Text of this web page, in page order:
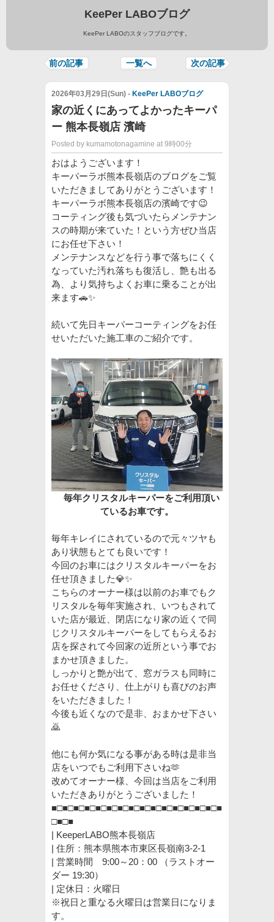
KeePer LABOブログ
KeePer LABOのスタッフブログです。
前の記事 一覧へ 次の記事
2026年03月29日(Sun) - KeePer LABOブログ
家の近くにあってよかったキーパ
ー 熊本長嶺店 濱崎
Posted by kumamotonagamine at 9時00分
おはようございます！
キーパーラボ熊本長嶺店のブログをご覧
いただきましてありがとうございます！
キーパーラボ熊本長嶺店の濱崎です😉
コーティング後も気づいたらメンテナン
スの時期が来ていた！という方ぜひ当店
にお任せ下さい！
メンテナンスなどを行う事で落ちにくく
なっていた汚れ落ちも復活し、艶も出る
為、より気持ちよくお車に乗ることが出
来ます🚗✨
続いて先日キーパーコーティングをお任
せいただいた施工車のご紹介です。
毎年クリスタルキーパーをご利用頂い
ているお車です。
毎年キレイにされているので元々ツヤも
あり状態もとても良いです！
今回のお車にはクリスタルキーパーをお
任せ頂きました💎✨
こちらのオーナー様は以前のお車でもク
リスタルを毎年実施され、いつもされて
いた店が最近、閉店になり家の近くで同
じクリスタルキーパーをしてもらえるお
店を探されて今回家の近所という事でお
まかせ頂きました。
しっかりと艶が出て、窓ガラスも同時に
お任せくださり、仕上がりも喜びのお声
をいただきました！
今後も近くなので是非、おまかせ下さい
🙇‍
他にも何か気になる事がある時は是非当
店をいつでもご利用下さいね🫶
改めてオーナー様、今回は当店をご利用
いただきありがとうございました！
■□■□■□■□■□■□■□■□■□■□■□■□■□■□■□■
□■□■
| KeeperLABO熊本長嶺店
| 住所：熊本県熊本市東区長嶺南3-2-1
| 営業時間 9:00～20：00 （ラストオー
ダー 19:30）
| 定休日：火曜日
※祝日と重なる火曜日は営業日になりま
す。